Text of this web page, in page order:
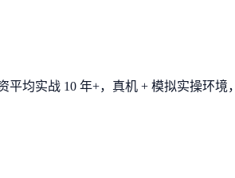
均实战 10 年+，真机 + 模拟实操环境，